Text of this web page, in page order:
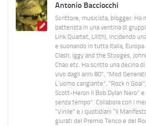
Antonio Bacciocchi
Scrittore, musicista, blogger. Ha
batterista in una ventina di
Link Quartet, Lilith), incidendo
e suonando in tutta Italia, Europa
Clash, Iggy and the Stooges,
Chao etc. Ha scritto una decina
vivo dagli anni 80", "Mod
L’uomo cangiante", "Rock n
Scott-Heron Il Bob Dylan Nero" e
senza tempo". Collabora con i
"Vinile" e i quotidiani “Il
giurati del Premio Tenco e del